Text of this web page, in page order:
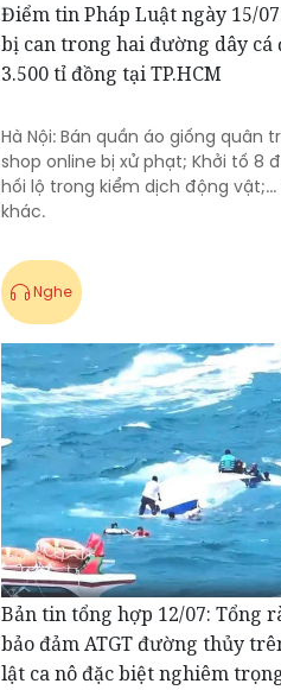
Điểm tin Pháp Luật ngày 15/
bị can trong hai đường dây cá
3.500 tỉ đồng tại TP.HCM
Hà Nội: Bán quần áo giống quân
shop online bị xử phạt; Khởi tố 8
hối lộ trong kiểm dịch động
khác.
Nghe
Bản tin tổng hợp 12/07: Tổng
bảo đảm ATGT đường thủy
lật ca nô đặc biệt nghiêm